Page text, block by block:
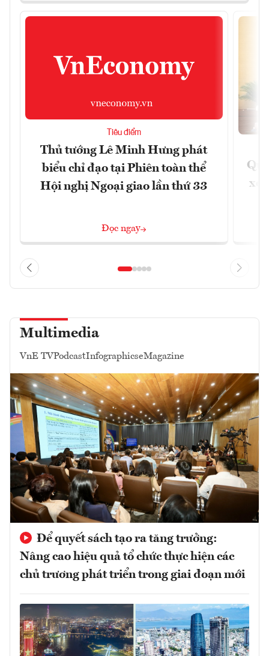
Tiêu điểm
Thủ tướng Lê Minh Hưng phát
biểu chỉ đạo tại Phiên toàn thể
Hội nghị Ngoại giao lần thứ 33
Đọc ngay
Multimedia
VnE TVPodcastInfographicseMagazine
Để quyết sách tạo ra tăng trưởng:
Nâng cao hiệu quả tổ chức thực hiện các
chủ trương phát triển trong giai đoạn mới